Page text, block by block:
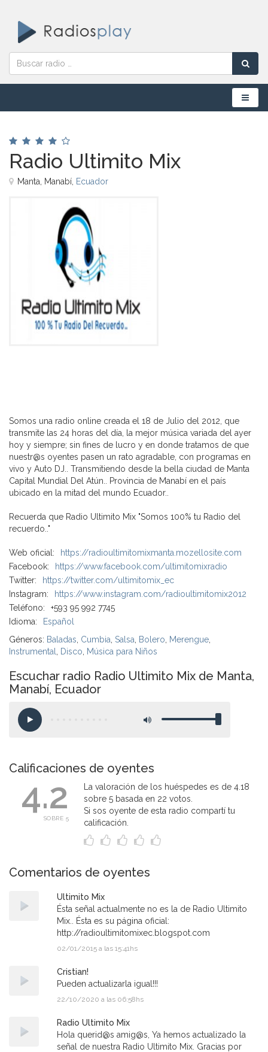
Menú
Radio Ultimito Mix
Manta, Manabí, Ecuador
Somos una radio online creada el 18 de Julio del 2012, que
transmite las 24 horas del día, la mejor música variada del ayer
hoy y siempre; sin fines de lucro y en donde tratamos de que
nuestr@s oyentes pasen un rato agradable, con programas en
vivo y Auto DJ.. Transmitiendo desde la bella ciudad de Manta
Capital Mundial Del Atún.. Provincia de Manabí en el país
ubicado en la mitad del mundo Ecuador..
Recuerda que Radio Ultimito Mix "Somos 100% tu Radio del
recuerdo.."
Web oficial:
https://radioultimitomixmanta.mozellosite.com
Facebook:
https://www.facebook.com/ultimitomixradio
Twitter:
https://twitter.com/ultimitomix_ec
Instagram:
https://www.instagram.com/radioultimitomix2012
Teléfono:
+593 95 992 7745
Idioma:
Español
Géneros: Baladas Cumbia Salsa Bolero Merengue
Instrumental
Disco Música para Niños
Escuchar radio Radio Ultimito Mix de Manta,
Manabí, Ecuador
Calificaciones de oyentes
4.2
SOBRE 5
La valoración de los huéspedes es de 4.18
sobre 5 basada en 22 votos.
Si sos oyente de esta radio compartí tu
calificación.
Comentarios de oyentes
Ultimito Mix
Ésta señal actualmente no es la de Radio Ultimito
Mix.. Ésta es su página oficial:
http://radioultimitomixec.blogspot.com
02/01/2015 a las 15:41hs
Cristian!
Pueden actualizarla igual!!!
22/10/2020 a las 06:58hs
Radio Ultimito Mix
Hola querid@s amig@s, Ya hemos actualizado la
señal de nuestra Radio Ultimito Mix. Gracias por